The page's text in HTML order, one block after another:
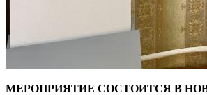
МЕРОПРИЯТИЕ СОСТОИТСЯ В